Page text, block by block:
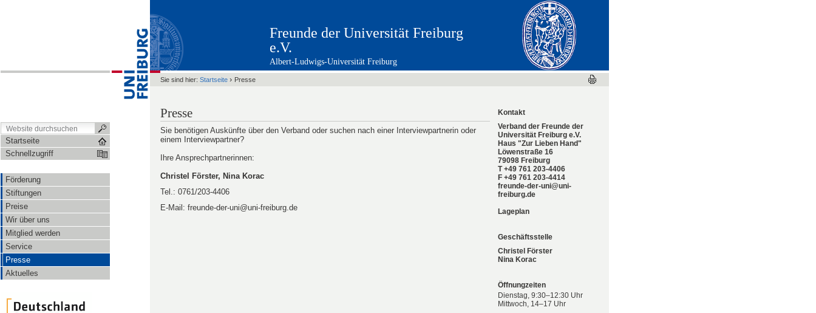
Startseite
Schnellzugriff
Förderung
Stiftungen
Preise
Wir über uns
Mitglied werden
Service
Presse
Aktuelles
Förderung Stiftungen Preise Wir über uns
Mitglied werden
Freunde der Universität Freiburg
e.V.
Albert-Ludwigs-Universität Freiburg
Sie sind hier: Startseite › Presse
Presse
Sie benötigen Auskünfte über den Verband oder suchen nach einer Interviewpartnerin oder
einem Interviewpartner?
Ihre Ansprechpartnerinnen:
Christel Förster, Nina Korac
Tel.: 0761/203-4406
E-Mail: freunde-der-uni@uni-freiburg.de
Kontakt
Verband der Freunde der
Universität Freiburg e.V.
Haus "Zur Lieben Hand"
Löwenstraße 16
79098 Freiburg
T +49 761 203-4406
F +49 761 203-4414
freunde-der-uni@uni-
freiburg.de
Lageplan
Geschäftsstelle
Christel Förster
Nina Korac
Öffnungzeiten
Dienstag, 9:30–12:30 Uhr
Mittwoch, 14–17 Uhr